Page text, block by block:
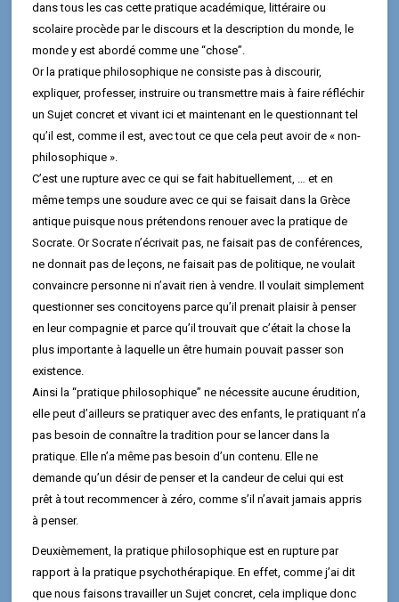
dans tous les cas cette pratique académique, littéraire ou
scolaire procède par le discours et la description du monde, le
monde y est abordé comme une “chose”.
Or la pratique philosophique ne consiste pas à discourir,
expliquer, professer, instruire ou transmettre mais à faire réfléchir
un Sujet concret et vivant ici et maintenant en le questionnant tel
qu’il est, comme il est, avec tout ce que cela peut avoir de « non-
philosophique ».
C’est une rupture avec ce qui se fait habituellement, … et en
même temps une soudure avec ce qui se faisait dans la Grèce
antique puisque nous prétendons renouer avec la pratique de
Socrate. Or Socrate n’écrivait pas, ne faisait pas de conférences,
ne donnait pas de leçons, ne faisait pas de politique, ne voulait
convaincre personne ni n’avait rien à vendre. Il voulait simplement
questionner ses concitoyens parce qu’il prenait plaisir à penser
en leur compagnie et parce qu’il trouvait que c’était la chose la
plus importante à laquelle un être humain pouvait passer son
existence.
Ainsi la “pratique philosophique” ne nécessite aucune érudition,
elle peut d’ailleurs se pratiquer avec des enfants, le pratiquant n’a
pas besoin de connaître la tradition pour se lancer dans la
pratique. Elle n’a même pas besoin d’un contenu. Elle ne
demande qu’un désir de penser et la candeur de celui qui est
prêt à tout recommencer à zéro, comme s’il n’avait jamais appris
à penser.
Deuxièmement, la pratique philosophique est en rupture par
rapport à la pratique psychothérapique. En effet, comme j’ai dit
que nous faisons travailler un Sujet concret, cela implique donc